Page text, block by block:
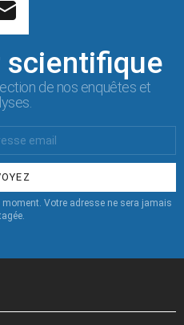
scientifique
de nos enquêtes et
Votre adresse ne sera jamais